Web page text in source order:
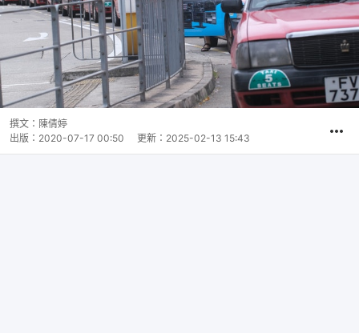
撰文： 陳倩婷
出版： 2020-07-17 00:50 更新： 2025-02-13 15:43